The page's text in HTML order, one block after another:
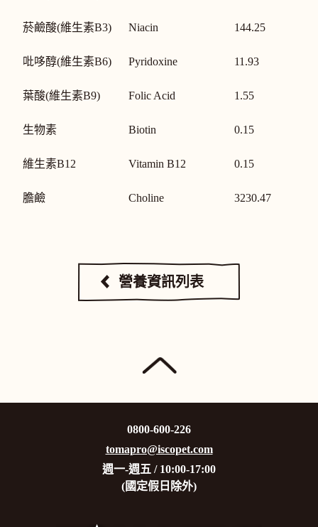
菸鹼酸(維生素B3) Niacin 144.25
吡哆醇(維生素B6) Pyridoxine 11.93
葉酸(維生素B9) Folic Acid 1.55
生物素 Biotin 0.15
維生素B12 Vitamin B12 0.15
膽鹼 Choline 3230.47
營養資訊列表
0800-600-226
tomapro@iscopet.com
週一-週五 / 10:00-17:00
(國定假日除外)